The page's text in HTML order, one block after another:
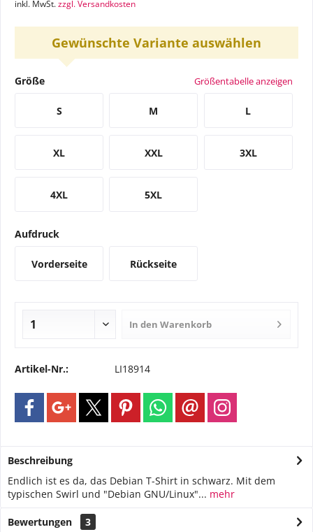
inkl. MwSt.zzgl. Versandkosten
Gewünschte Variante auswählen
Größe Größentabelle anzeigen
S M L
XL XXL 3XL
4XL 5XL
Aufdruck
Vorderseite Rückseite
In den Warenkorb
Artikel-Nr.: LI18914
Beschreibung
Endlich ist es da, das Debian T-Shirt in schwarz. Mit dem
typischen Swirl und "Debian GNU/Linux"... mehr
Bewertungen
3